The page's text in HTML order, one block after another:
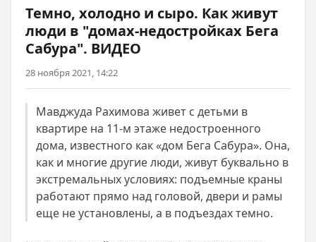
Темно, холодно и сыро. Как живут
люди в "домах-недостройках Бега
Сабура". ВИДЕО
28 ноября 2021, 14:22
Мавджуда Рахимова живет с детьми в
квартире на 11-м этаже недостроенного
дома, известного как «дом Бега Сабура». Она,
как и многие другие люди, живут буквально в
экстремальных условиях: подъемные краны
работают прямо над головой, двери и рамы
еще не установлены, а в подъездах темно.